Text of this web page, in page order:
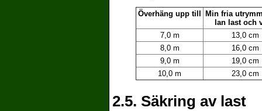
Överhäng upp till
Min fria
lan last och
7,0 m
13,0 cm
8,0 m
16,0 cm
9,0 m
19,0 cm
10,0 m
23,0 cm
2.5. Säkring av last